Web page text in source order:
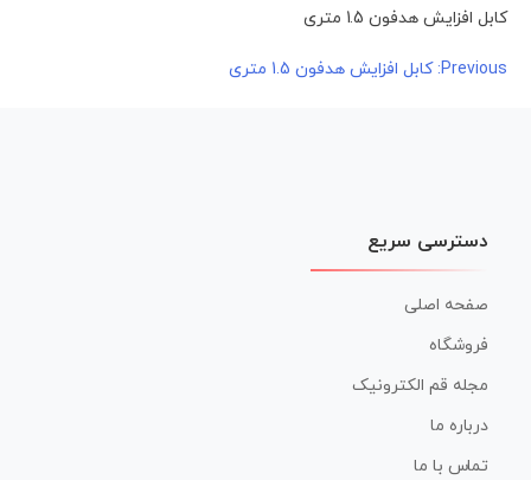
کابل افزایش هدفون 1.5 متری
راهبری
Previous: کابل افزایش هدفون 1.5 متری
دسترسی سریع
صفحه اصلی
فروشگاه
مجله قم الکترونیک
درباره ما
تماس با ما